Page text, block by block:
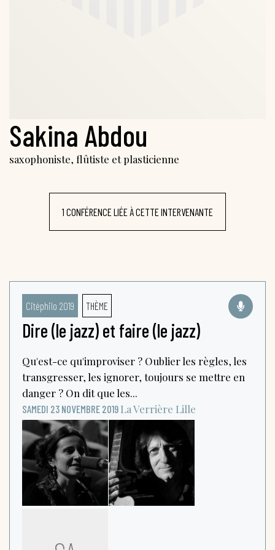
Sakina Abdou
saxophoniste, flûtiste et plasticienne
1 CONFÉRENCE LIÉE À CETTE INTERVENANTE
Citéphilo 2019 THÈME
Dire (le jazz) et faire (le jazz)
Qu'est-ce qu'improviser ? Oublier les règles, les
transgresser, les ignorer, toujours se mettre en
danger ? On dit que les...
SAMEDI 23 NOVEMBRE 2019 La Verrière Lille